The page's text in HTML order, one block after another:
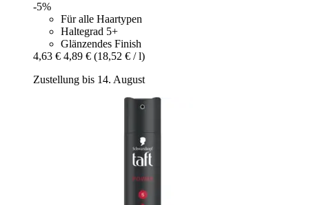
-5%
Für alle Haartypen
Haltegrad 5+
Glänzendes Finish
4,63 € 4,89 € (18,52 € / l)
Zustellung bis 14. August